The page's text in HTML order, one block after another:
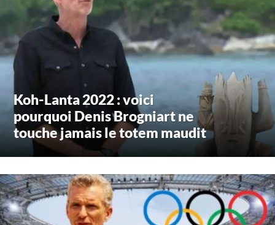
Koh-Lanta 2022 : voici
pourquoi Denis Brogniart ne
touche jamais le totem maudit